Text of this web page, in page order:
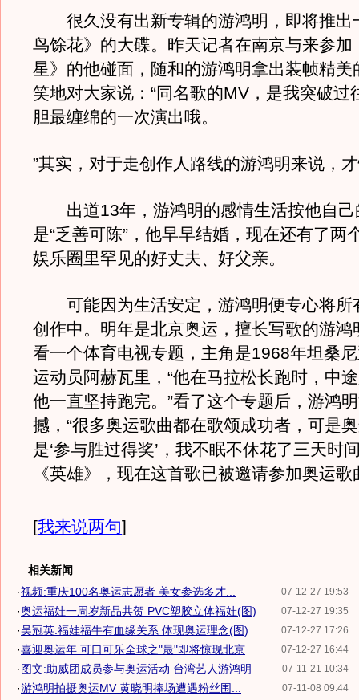
很久没有出新专辑的游鸿明，即将推出
鸟馀花》的大碟。昨天记者在南京与来参加
星》的他碰面，随和的游鸿明拿出装帧精美
笑地对大家说：“同名歌的MV，是我突破过
胆最缠绵的一次演出哦。
”其实，对于走创作人路线的游鸿明来说，
出道13年，游鸿明的感情生活按他自己
是“乏善可陈”，他早早结婚，现在还有了两
娱乐圈里罕见的好丈夫、好父亲。
可能因为生活安定，游鸿明便专心将所
创作中。明年是北京奥运，擅长写歌的游鸿
看一个体育电视专题，主角是1968年坦桑
运动员阿赫瓦里，“他在马拉松长跑时，中
他一直坚持跑完。”看了这个专题后，游鸿
撼，“很多奥运歌曲都在歌颂成功者，可是
是‘参与胜过得奖’，我不眠不休花了三天时
《英雄》，现在这首歌已被邀请参加奥运歌
[我来说两句]
相关新闻
07-12-27 19:53
·视频:重庆100名奥运志愿者 美女参选多才...
07-12-27 19:35
·奥运福娃一周岁新品共贺 PVC塑胶立体福娃(图)
07-12-27 17:26
·吴冠英:福娃福牛有血缘关系 体现奥运理念(图)
07-12-27 16:44
·喜迎奥运年 可口可乐全球之"最"即将惊现北京
07-11-21 10:34
·图文:助威团成员参与奥运活动 台湾艺人游鸿明
07-11-08 09:44
·游鸿明拍摄奥运MV 黄晓明捧场遭遇粉丝围...